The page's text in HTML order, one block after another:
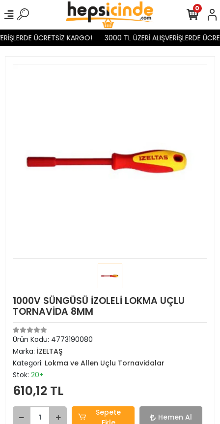
ÜCRETSİZ KARGO! 3000 TL ÜZERİ ALIŞVERİŞLERDE
0
1000V SÜNGÜSÜ İZOLELİ LOKMA UÇLU
TORNAVİDA 8MM
Ürün Kodu: 4773190080
Marka: İZELTAŞ
Kategori: Lokma ve Allen Uçlu Tornavidalar
Stok: 20+
610,12 TL
Sepete
Hemen Al